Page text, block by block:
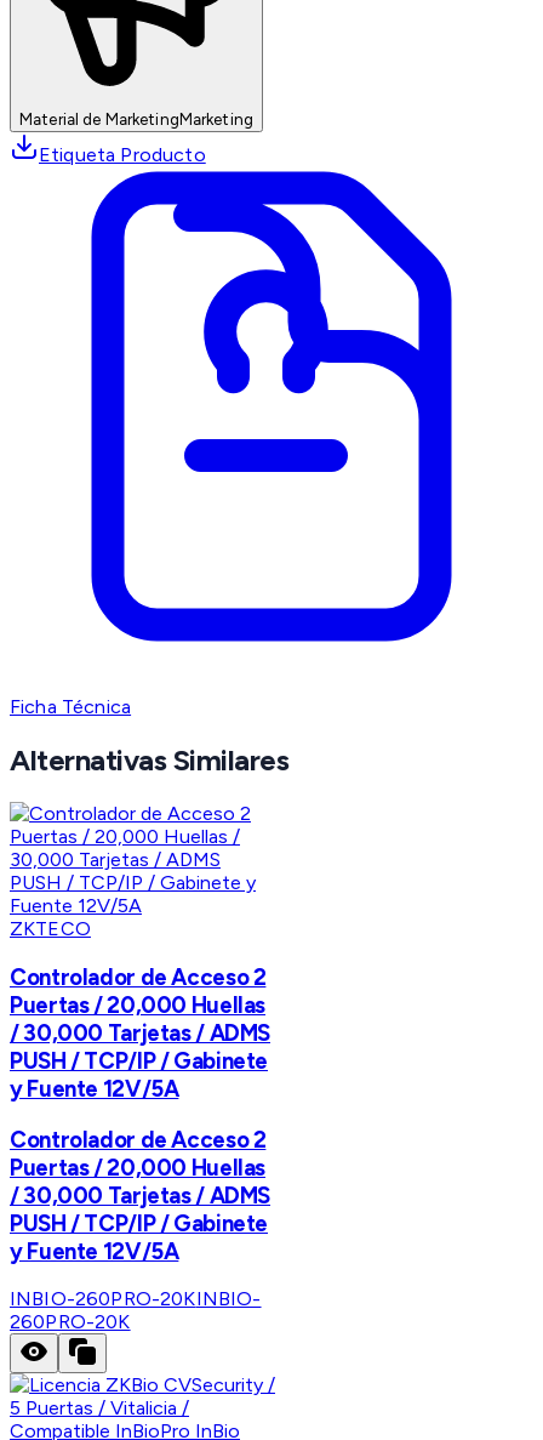
Material de MarketingMarketing
Etiqueta Producto
Ficha Técnica
Alternativas Similares
ZKTECO
Controlador de Acceso 2
Puertas / 20,000 Huellas
/ 30,000 Tarjetas / ADMS
PUSH / TCP/IP / Gabinete
y Fuente 12V/5A
Controlador de Acceso 2
Puertas / 20,000 Huellas
/ 30,000 Tarjetas / ADMS
PUSH / TCP/IP / Gabinete
y Fuente 12V/5A
INBIO-260PRO-20KINBIO-
260PRO-20K